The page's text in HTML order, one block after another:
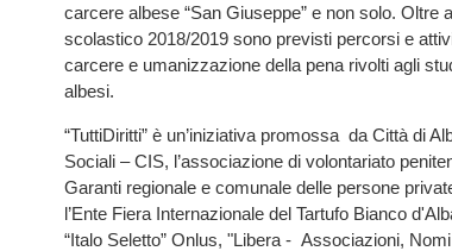
carcere albese “San Giuseppe” e non solo. Oltre
scolastico 2018/2019 sono previsti percorsi e
carcere e umanizzazione della pena rivolti agli
albesi.
“TuttiDiritti” è un’iniziativa promossa da Città di
Sociali – CIS, l’associazione di volontariato
Garanti regionale e comunale delle persone
l’Ente Fiera Internazionale del Tartufo Bianco
“Italo Seletto” Onlus, "Libera - Associazioni,